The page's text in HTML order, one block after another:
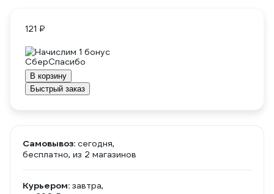
121 ₽
Начислим 1 бонус
В корзину
Быстрый заказ
Самовывоз: сегодня,
бесплатно, из 2 магазинов
Курьером: завтра,